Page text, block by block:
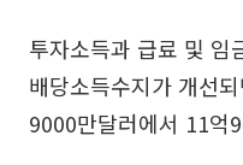
투자소득과 급료 및 임
배당소득수지가 개선
9000만달러에서 11억